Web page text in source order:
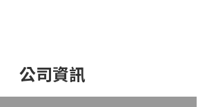
公司資訊